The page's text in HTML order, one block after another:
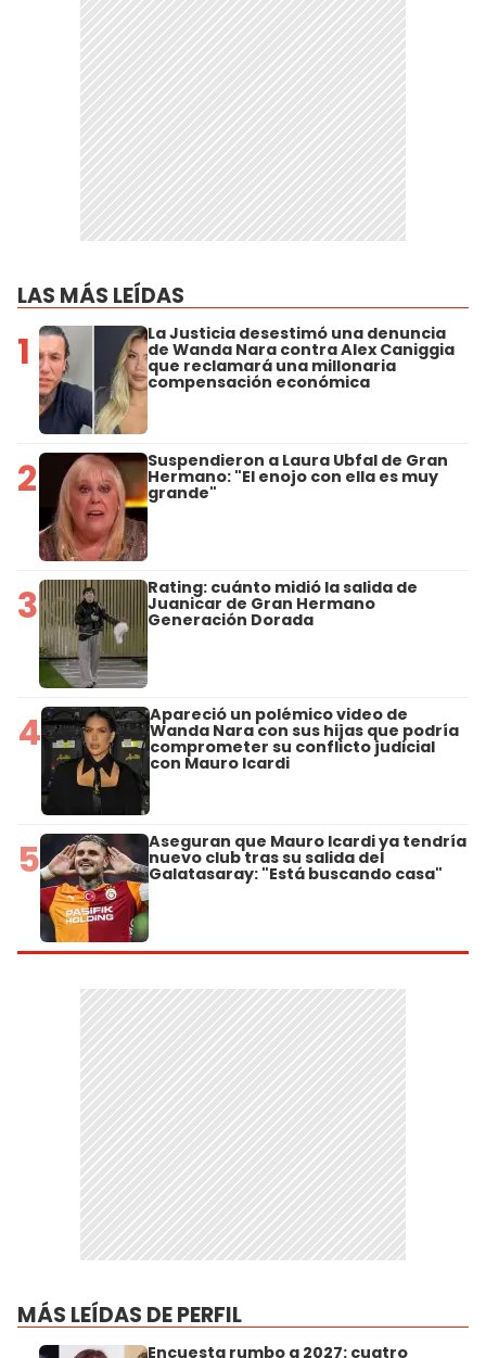
LAS MÁS LEÍDAS
1 La Justicia desestimó una denuncia
de Wanda Nara contra Alex Caniggia
que reclamará una millonaria
compensación económica
2 Suspendieron a Laura Ubfal de Gran
Hermano: "El enojo con ella es muy
grande"
3 Rating: cuánto midió la salida de
Juanicar de Gran Hermano
Generación Dorada
4 Apareció un polémico video de
Wanda Nara con sus hijas que podría
comprometer su conflicto judicial
con Mauro Icardi
5 Aseguran que Mauro Icardi ya tendría
nuevo club tras su salida del
Galatasaray: "Está buscando casa"
MÁS LEÍDAS DE PERFIL
Encuesta rumbo a 2027: cuatro